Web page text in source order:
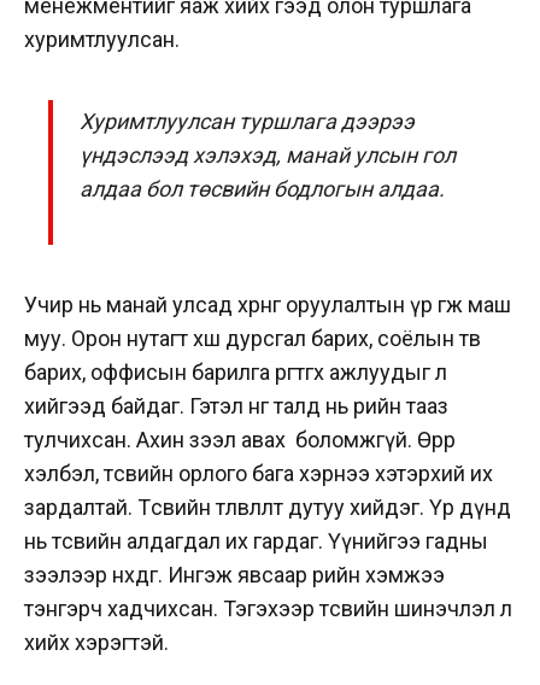
хуримтлуулсан.
Хуримтлуулсан туршлага дээрээ
үндэслээд хэлэхэд, манай улсын гол
алдаа бол төсвийн бодлогын алдаа.
Учир нь манай улсад хөрөнгө оруулалтын үр өгөөж маш
муу. Орон нутагт хөшөө дурсгал барих, соёлын төв
барих, оффисын барилга өргөтгөх ажлуудыг л
хийгээд байдаг. Гэтэл нөгөө талд нь өрийн тааз
тулчихсан. Ахин зээл авах боломжгүй. Өөрөөр
хэлбэл, төсвийн орлого бага хэрнээ хэтэрхий их
зардалтай. Төсвийн төлөвлөлтөө дутуу хийдэг. Үр дүнд
нь төсвийн алдагдал их гардаг. Үүнийгээ гадны
зээлээр нөхдөг. Ингэж явсаар өрийн хэмжээ
тэнгэрч хадчихсан. Тэгэхээр төсвийн шинэчлэл л
хийх хэрэгтэй.